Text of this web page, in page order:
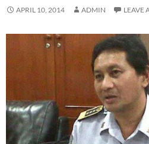
APRIL 10, 2014 ADMIN LEAVE